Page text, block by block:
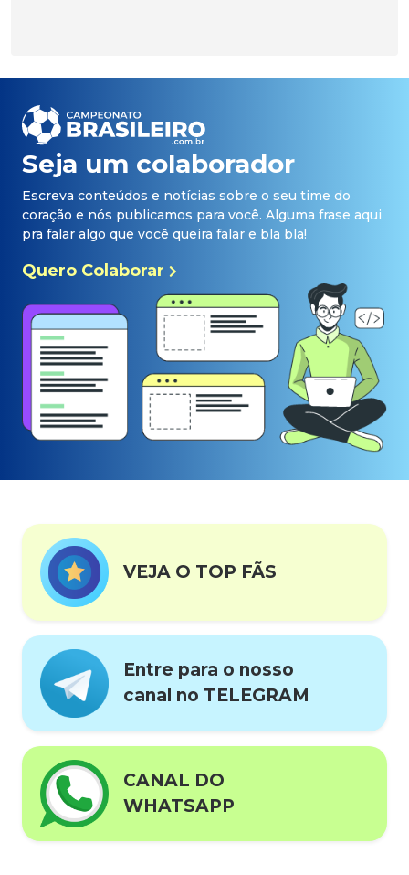
Seja um colaborador
Escreva conteúdos e notícias sobre o seu time do
coração e nós publicamos para você. Alguma frase aqui
pra falar algo que você queira falar e bla bla!
Quero Colaborar
VEJA O TOP FÃS
Entre para o nosso
canal no TELEGRAM
CANAL DO
WHATSAPP